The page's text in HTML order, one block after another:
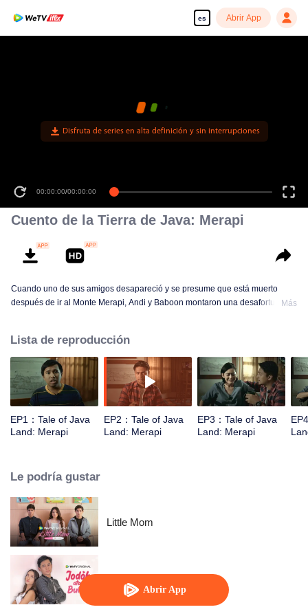
es Abrir App
Abrir App
Disfruta de series en alta definición y sin interrupciones
00:00:00/00:00:00
Cuento de la Tierra de Java: Merapi
Cuando uno de sus amigos desapareció y se presume que está muerto
después de ir al Monte Merapi, Andi y Baboon montaron una desafortunada
Más
Lista de reproducción
EP1：Tale of Java
Land: Merapi
EP2：Tale of Java
Land: Merapi
EP3：Tale of Java
Land: Merapi
Le podría gustar
Little Mom